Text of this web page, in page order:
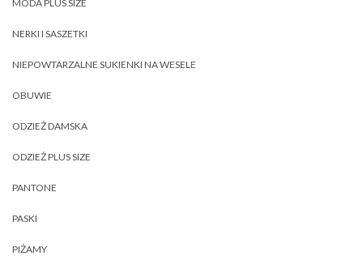
MODA PLUS SIZE
NERKI I SASZETKI
NIEPOWTARZALNE SUKIENKI NA WESELE
OBUWIE
ODZIEŻ DAMSKA
ODZIEŻ PLUS SIZE
PANTONE
PASKI
PIŻAMY